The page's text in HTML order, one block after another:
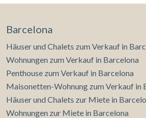
Barcelona
Häuser und Chalets zum Verkauf in
Wohnungen zum Verkauf in Barcelona
Penthouse zum Verkauf in Barcelona
Maisonetten-Wohnung zum Verkauf in
Häuser und Chalets zur Miete in
Wohnungen zur Miete in Barcelona
Cookies ändern
Diese Website verwendet eigene
Informationen zu sammeln, um unsere
verbessern. Wenn Sie weiter surfen,